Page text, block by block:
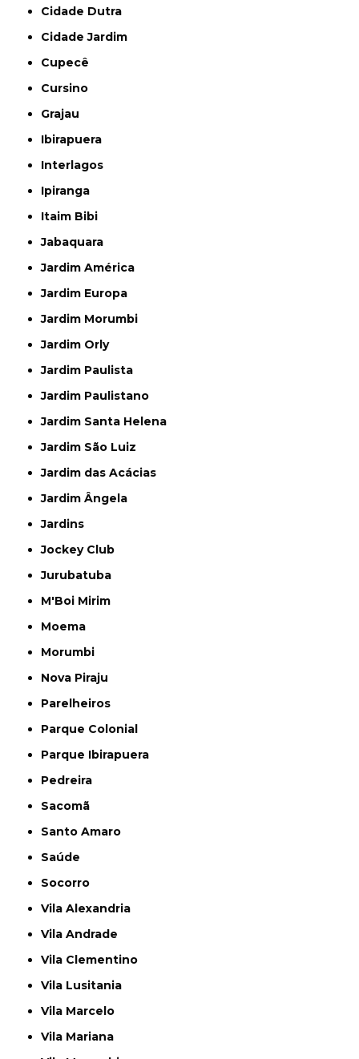
Cidade Dutra
Cidade Jardim
Cupecê
Cursino
Grajau
Ibirapuera
Interlagos
Ipiranga
Itaim Bibi
Jabaquara
Jardim América
Jardim Europa
Jardim Morumbi
Jardim Orly
Jardim Paulista
Jardim Paulistano
Jardim Santa Helena
Jardim São Luiz
Jardim das Acácias
Jardim Ângela
Jardins
Jockey Club
Jurubatuba
M'Boi Mirim
Moema
Morumbi
Nova Piraju
Parelheiros
Parque Colonial
Parque Ibirapuera
Pedreira
Sacomã
Santo Amaro
Saúde
Socorro
Vila Alexandria
Vila Andrade
Vila Clementino
Vila Lusitania
Vila Marcelo
Vila Mariana